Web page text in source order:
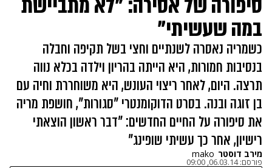
במה שעשיתי"
כשמריה נאסרה לשנתיים וחצי בשל תקיפה וחבלה
בנסיבות חמורות, היא הייתה בהריון וילדה בכלא נווה
תרצה. היום, לאחר ריצוי העונש, היא משוחררת וחיה עם
בן זוגה ובנה. בסרט הדוקומנטרי "סגורות", חושפת מריה
את סיפורה על החיים החדשים: "דבר ראשון הוצאתי
רישיון, אחר כך עשיתי שופינג"
מירב דוסטר mako
פורסם:06.03.14, 09:00